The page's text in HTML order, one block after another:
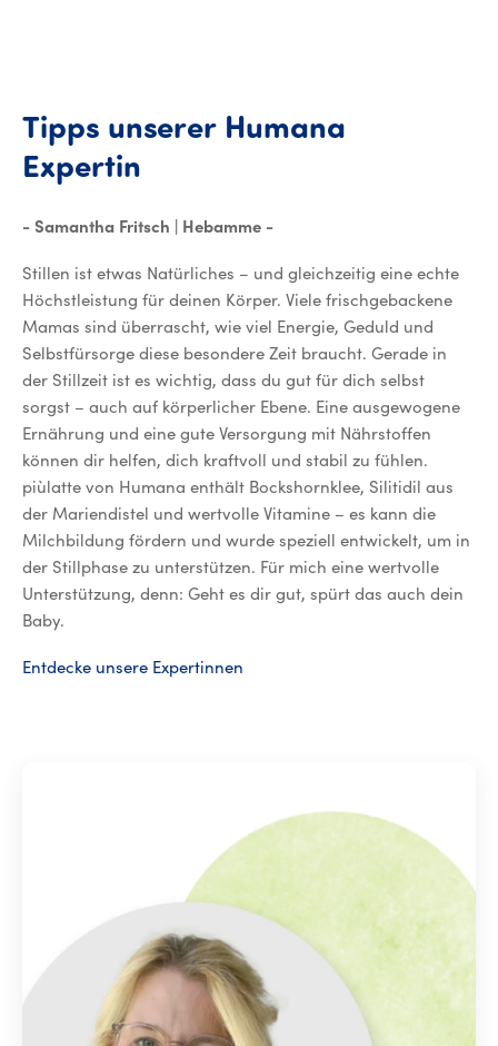
Tipps unserer Humana
ExpertinTipps unserer Humana
- Samantha Fritsch | Hebamme -
Stillen ist etwas Natürliches – und gleichzeitig eine echte
Höchstleistung für deinen Körper. Viele frischgebackene
Mamas sind überrascht, wie viel Energie, Geduld und
Selbstfürsorge diese besondere Zeit braucht. Gerade in
der Stillzeit ist es wichtig, dass du gut für dich selbst
sorgst – auch auf körperlicher Ebene. Eine ausgewogene
Ernährung und eine gute Versorgung mit Nährstoffen
können dir helfen, dich kraftvoll und stabil zu fühlen.
piùlatte von Humana enthält Bockshornklee, Silitidil aus
der Mariendistel und wertvolle Vitamine – es kann die
Milchbildung fördern und wurde speziell entwickelt, um in
der Stillphase zu unterstützen. Für mich eine wertvolle
Unterstützung, denn: Geht es dir gut, spürt das auch dein
Baby.
Entdecke unsere Expertinnen